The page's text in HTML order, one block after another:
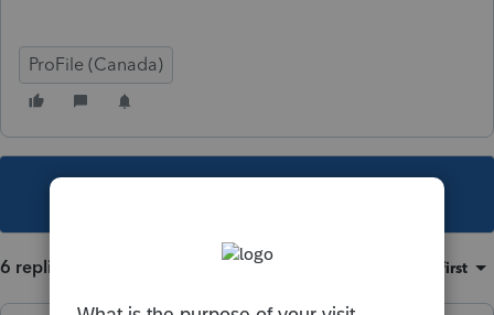
ProFile (Canada)
6 replies Oldest first